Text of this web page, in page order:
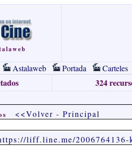
Astalaweb Portada Carteles
324
<<Volver - Principal
liff.line.me/2006764136-